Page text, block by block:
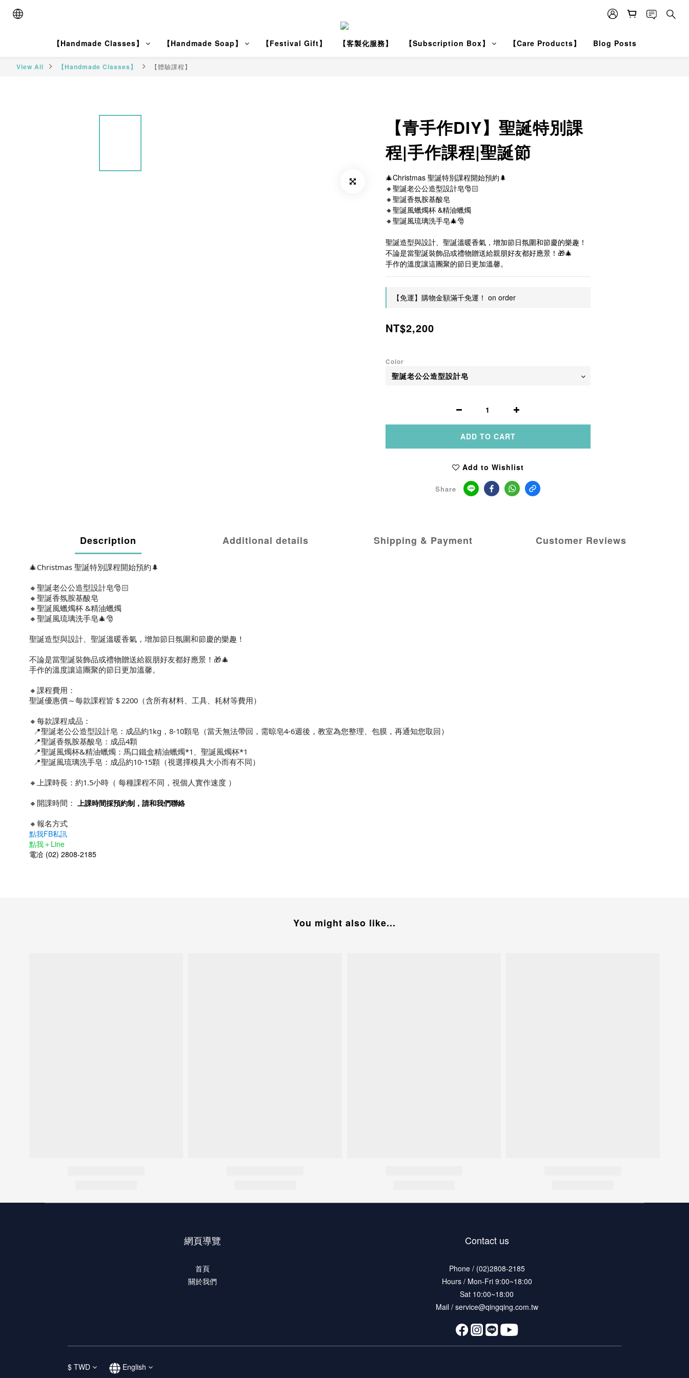
【Handmade Classes】 【Handmade Soap】 【Festival Gift】 【客製化服務】 【Subscription Box】 【Care Products】 Blog Posts
View All 【Handmade Classes】 【體驗課程】
【青手作DIY】聖誕特別課
程|手作課程|聖誕節
🎄Christmas 聖誕特別課程開始預約🌲
🔸聖誕老公公造型設計皂🎅🏻
🔸聖誕香氛胺基酸皂
🔸聖誕風蠟燭杯 &精油蠟燭
🔸聖誕風琉璃洗手皂🎄🎅
聖誕造型與設計、聖誕溫暖香氣，增加節日氛圍和節慶的樂趣！
不論是當聖誕裝飾品或禮物贈送給親朋好友都好應景！🎁🎄
手作的溫度讓這團聚的節日更加溫馨。
【免運】購物金額滿千免運！ on order
NT$2,200
Color
ADD TO CART
Add to Wishlist
Share
Description Additional details Shipping & Payment Customer Reviews
🎄Christmas 聖誕特別課程開始預約🌲
🔸聖誕老公公造型設計皂🎅🏻
🔸聖誕香氛胺基酸皂
🔸聖誕風蠟燭杯 &精油蠟燭
🔸聖誕風琉璃洗手皂🎄🎅
聖誕造型與設計、聖誕溫暖香氣，增加節日氛圍和節慶的樂趣！
不論是當聖誕裝飾品或禮物贈送給親朋好友都好應景！🎁🎄
手作的溫度讓這團聚的節日更加溫馨。
🔸課程費用：
聖誕優惠價～每款課程皆＄2200（含所有材料、工具、耗材等費用）
🔸每款課程成品：
📍聖誕老公公造型設計皂：成品約1kg，8-10顆皂（當天無法帶回，需晾皂4-6週後，教室為您整理、包膜，再通知您取回）
📍聖誕香氛胺基酸皂：成品4顆
📍聖誕風燭杯&精油蠟燭：馬口鐵盒精油蠟燭*1、聖誕風燭杯*1
📍聖誕風琉璃洗手皂：成品約10-15顆（視選擇模具大小而有不同）
🔸上課時長：約1.5小時（ 每種課程不同，視個人實作速度 ）
🔸開課時間： 上課時間採預約制，請和我們聯絡
🔸報名方式
點我FB私訊
點我＋Line
電冾 (02) 2808-2185
You might also like...
網頁導覽
首頁
關於我們
Contact us
Phone / (02)2808-2185
Hours / Mon-Fri 9:00~18:00
Sat 10:00~18:00
Mail / service@qingqing.com.tw
$ TWD English